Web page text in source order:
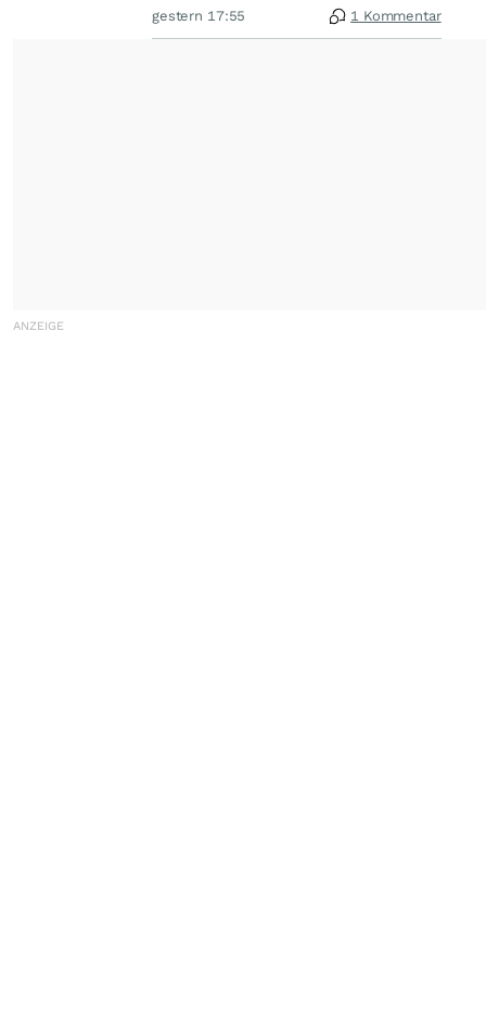
gestern 17:55 1 Kommentar